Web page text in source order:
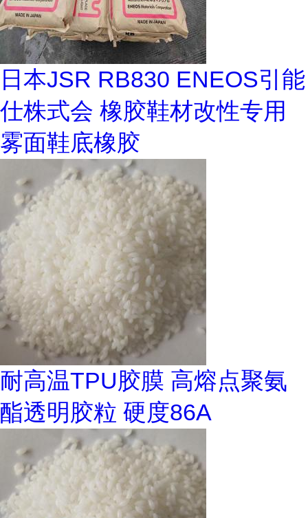
日本JSR RB830 ENEOS引能
仕株式会 橡胶鞋材改性专用
雾面鞋底橡胶
耐高温TPU胶膜 高熔点聚氨
酯透明胶粒 硬度86A